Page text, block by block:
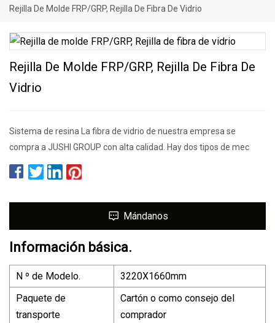
Rejilla De Molde FRP/GRP, Rejilla De Fibra De Vidrio
Rejilla De Molde FRP/GRP, Rejilla De Fibra De
Vidrio
Sistema de resina La fibra de vidrio de nuestra empresa se
compra a JUSHI GROUP con alta calidad. Hay dos tipos de mec
Mándanos
Información básica.
N º de Modelo.
3220X1660mm
Paquete de
transporte
Cartón o como consejo del
comprador